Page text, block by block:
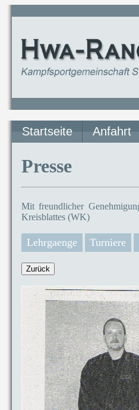
Startseite Anfahrt
Presse
Mit freundlicher
Kreisblattes (WK)
Lehrgaenge Turniere